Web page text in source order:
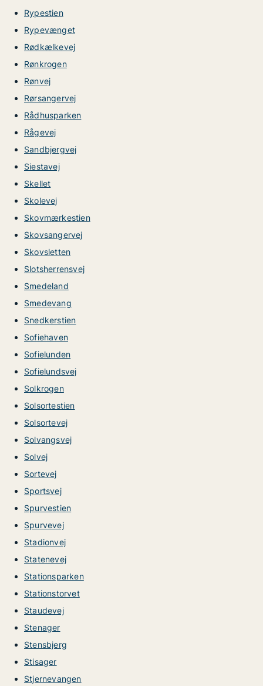
Rypestien
Rypevænget
Rødkælkevej
Rønkrogen
Rønvej
Rørsangervej
Rådhusparken
Rågevej
Sandbjergvej
Siestavej
Skellet
Skolevej
Skovmærkestien
Skovsangervej
Skovsletten
Slotsherrensvej
Smedeland
Smedevang
Snedkerstien
Sofiehaven
Sofielunden
Sofielundsvej
Solkrogen
Solsortestien
Solsortevej
Solvangsvej
Solvej
Sortevej
Sportsvej
Spurvestien
Spurvevej
Stadionvej
Statenevej
Stationsparken
Stationstorvet
Staudevej
Stenager
Stensbjerg
Stisager
Stjernevangen